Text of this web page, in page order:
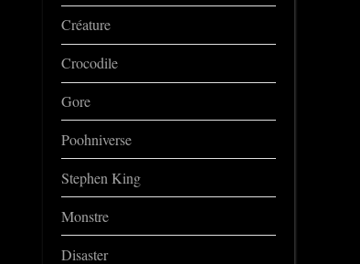
Créature
Crocodile
Gore
Poohniverse
Stephen King
Monstre
Disaster